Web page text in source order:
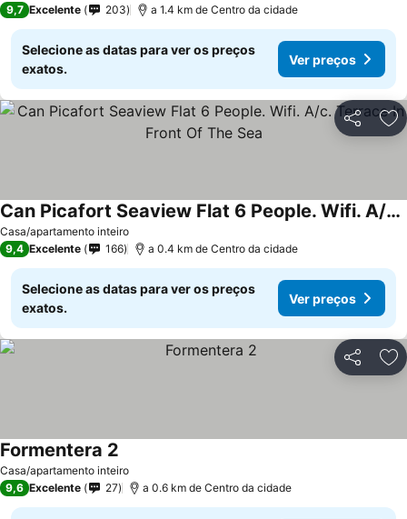
9,7 Excelente 203 a 1.4 km de Centro da cidade
Selecione as datas para ver os preços
exatos.
Ver preços
Partilhar
Casa/apartamento inteiro
Can Picafort Seaview Flat 6 People. Wifi. A/c. Terrace In Front Of The Sea
Ver preços
9,4 Excelente 166 a 0.4 km de Centro da cidade
Selecione as datas para ver os preços
exatos.
Ver preços
Partilhar
Casa/apartamento inteiro
Formentera 2
9,6 Excelente 27 a 0.6 km de Centro da cidade